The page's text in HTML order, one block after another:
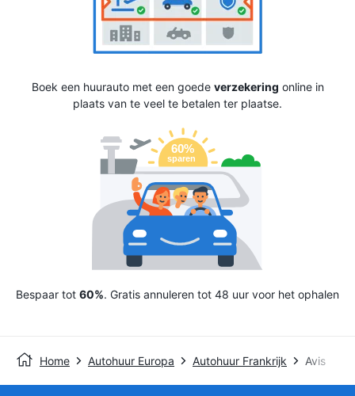
Boek een huurauto met een goede verzekering online in
plaats van te veel te betalen ter plaatse.
Bespaar tot 60%. Gratis annuleren tot 48 uur voor het ophalen
Home Autohuur Europa Autohuur Frankrijk Avis